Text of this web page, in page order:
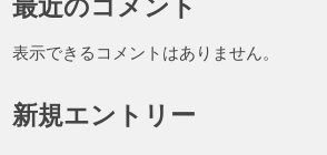
表示できるコメントはありません。
新規エントリー